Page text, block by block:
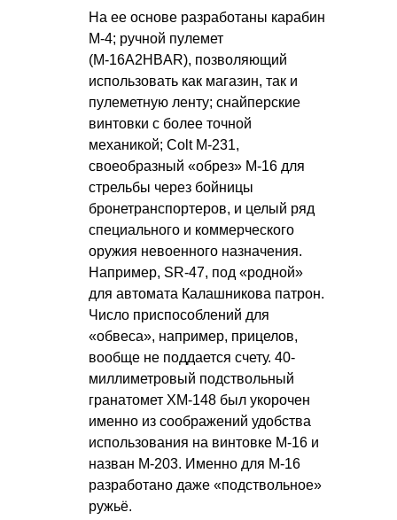
На ее основе разработаны карабин
M-4; ручной пулемет
(М-16А2HBAR), позволяющий
использовать как магазин, так и
пулеметную ленту; снайперские
винтовки с более точной
механикой; Colt M-231,
своеобразный «обрез» М-16 для
стрельбы через бойницы
бронетранспортеров, и целый ряд
специального и коммерческого
оружия невоенного назначения.
Например, SR-47, под «родной»
для автомата Калашникова патрон.
Число приспособлений для
«обвеса», например, прицелов,
вообще не поддается счету. 40-
миллиметровый подствольный
гранатомет XM-148 был укорочен
именно из соображений удобства
использования на винтовке М-16 и
назван М-203. Именно для М-16
разработано даже «подствольное»
ружьё.